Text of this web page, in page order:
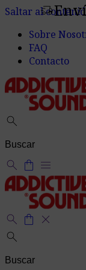
Saltar aldelivery_truck_speed
Sobre
FAQ
Contacto
search
search shopping_bag menu
search shopping_bag close
search